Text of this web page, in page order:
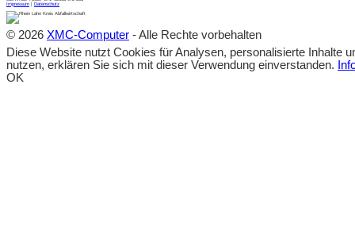
Impressum | Datenschutz
© 2026 XMC-Computer - Alle Rechte vorbehalten
Diese Website nutzt Cookies für Analysen, personalisierte Inhalte
nutzen, erklären Sie sich mit dieser Verwendung einverstanden.
OK